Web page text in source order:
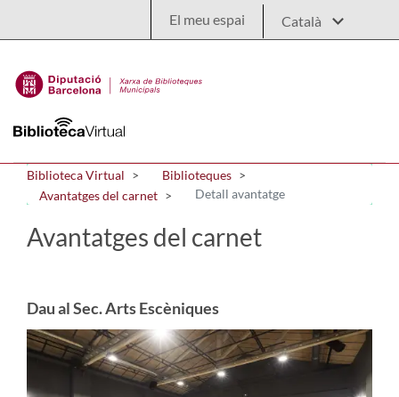
El meu espai
Biblioteca Virtual
Biblioteques
Avantatges del carnet
Detall avantatge
Avantatges del carnet
Dau al Sec. Arts Escèniques